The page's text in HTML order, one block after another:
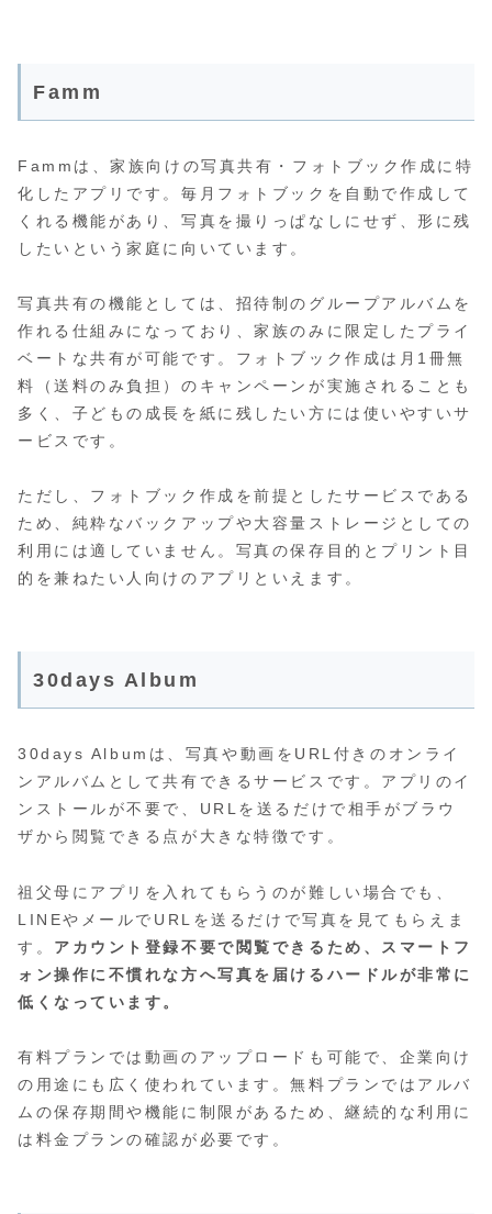
Famm
Fammは、家族向けの写真共有・フォトブック作成に特
化したアプリです。毎月フォトブックを自動で作成して
くれる機能があり、写真を撮りっぱなしにせず、形に残
したいという家庭に向いています。
写真共有の機能としては、招待制のグループアルバムを
作れる仕組みになっており、家族のみに限定したプライ
ベートな共有が可能です。フォトブック作成は月1冊無
料（送料のみ負担）のキャンペーンが実施されることも
多く、子どもの成長を紙に残したい方には使いやすいサ
ービスです。
ただし、フォトブック作成を前提としたサービスである
ため、純粋なバックアップや大容量ストレージとしての
利用には適していません。写真の保存目的とプリント目
的を兼ねたい人向けのアプリといえます。
30days Album
30days Albumは、写真や動画をURL付きのオンライ
ンアルバムとして共有できるサービスです。アプリのイ
ンストールが不要で、URLを送るだけで相手がブラウ
ザから閲覧できる点が大きな特徴です。
祖父母にアプリを入れてもらうのが難しい場合でも、
LINEやメールでURLを送るだけで写真を見てもらえま
す。 アカウント登録不要で閲覧できるため、スマートフ
ォン操作に不慣れな方へ写真を届けるハードルが非常に
低くなっています。
有料プランでは動画のアップロードも可能で、企業向け
の用途にも広く使われています。無料プランではアルバ
ムの保存期間や機能に制限があるため、継続的な利用に
は料金プランの確認が必要です。